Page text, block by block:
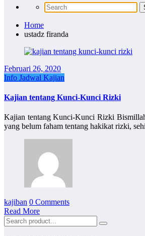
Home
ustadz firanda
Februari 26, 2020
Info Jadwal Kajian
Kajian tentang Kunci-Kunci Rizki
Kajian tentang Kunci-Kunci Rizki
yang belum faham tentang hakikat rizki,
kajiban 0 Comments
Read More